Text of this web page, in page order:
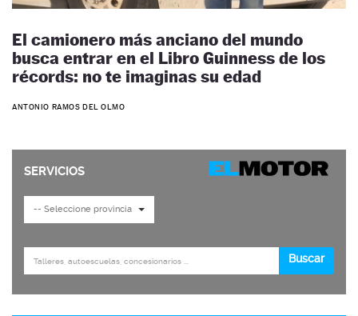
El camionero más anciano del mundo
busca entrar en el Libro Guinness de los
récords: no te imaginas su edad
ANTONIO RAMOS DEL OLMO